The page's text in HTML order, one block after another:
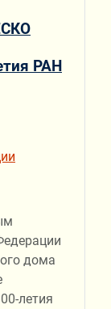
РАН
дома
летия